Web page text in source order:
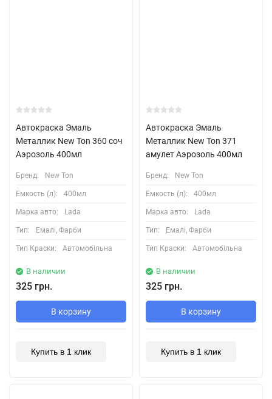
Автокраска Эмаль
Металлик New Ton 360 соч
Аэрозоль 400мл
Бренд: New Ton
Емкость (л): 400мл
Марка авто: Lada
Тип: Емалі, Фарби
Тип Краски: Автомобільна
В наличии
325 грн.
В корзину
Купить в 1 клик
Автокраска Эмаль
Металлик New Ton 371
амулет Аэрозоль 400мл
Бренд: New Ton
Емкость (л): 400мл
Марка авто: Lada
Тип: Емалі, Фарби
Тип Краски: Автомобільна
В наличии
325 грн.
В корзину
Купить в 1 клик